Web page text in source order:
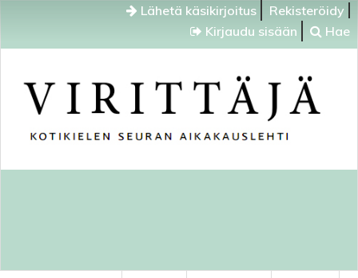
Lähetä käsikirjoitus
Rekisteröidy
Kirjaudu sisään
Hae